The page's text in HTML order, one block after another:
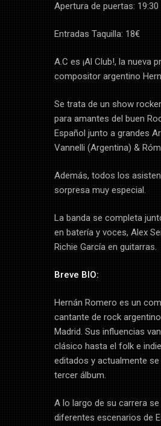
Apertura de puertas: 19:30
Entradas Taquilla: 18€
A.C es ¡Al Club!, la nueva
compositor argentino
Se trata de un show
para amantes del buen
Español junto a grandes
Vannelli (Argentina) &
Además, todos los
sorpresa muy especial.
La banda se completa
en batería y voces, Alex
Richie García en guitarras.
Breve BIO:
Hernán Romero es un
cantante de rock
Madrid. Sus influencias
clásico hasta el folk e
editados y actualmente
tercer álbum.
A lo largo de su carrera
diferentes escenarios de